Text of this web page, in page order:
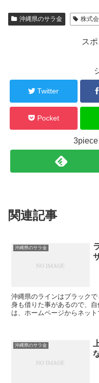
沖縄県のサラ金 株式
ス
Twitter
Pocket
関連記事
沖縄県のサラ金
沖縄県のラインはブラック
身も借りた事があるので、
は、ホームページからネッ
沖縄県のサラ金